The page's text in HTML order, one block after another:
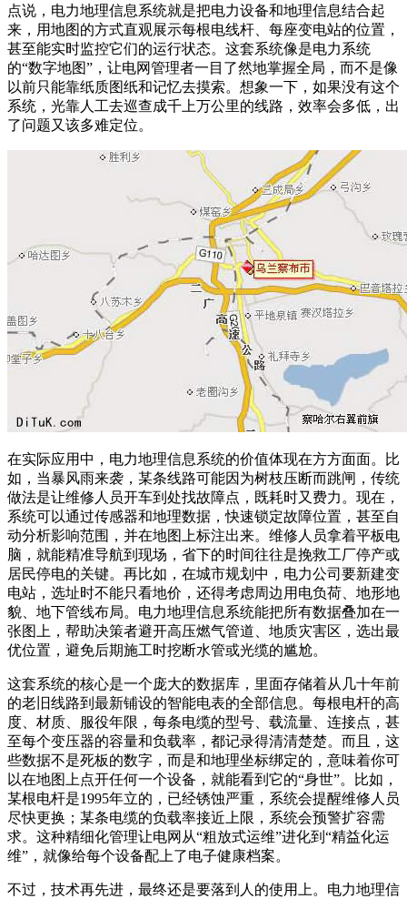
点说，电力地理信息系统就是把电力设备和地理信息结合起
来，用地图的方式直观展示每根电线杆、每座变电站的位置，
甚至能实时监控它们的运行状态。这套系统像是电力系统
的“数字地图”，让电网管理者一目了然地掌握全局，而不是像
以前只能靠纸质图纸和记忆去摸索。想象一下，如果没有这个
系统，光靠人工去巡查成千上万公里的线路，效率会多低，出
了问题又该多难定位。
在实际应用中，电力地理信息系统的价值体现在方方面面。比
如，当暴风雨来袭，某条线路可能因为树枝压断而跳闸，传统
做法是让维修人员开车到处找故障点，既耗时又费力。现在，
系统可以通过传感器和地理数据，快速锁定故障位置，甚至自
动分析影响范围，并在地图上标注出来。维修人员拿着平板电
脑，就能精准导航到现场，省下的时间往往是挽救工厂停产或
居民停电的关键。再比如，在城市规划中，电力公司要新建变
电站，选址时不能只看地价，还得考虑周边用电负荷、地形地
貌、地下管线布局。电力地理信息系统能把所有数据叠加在一
张图上，帮助决策者避开高压燃气管道、地质灾害区，选出最
优位置，避免后期施工时挖断水管或光缆的尴尬。
这套系统的核心是一个庞大的数据库，里面存储着从几十年前
的老旧线路到最新铺设的智能电表的全部信息。每根电杆的高
度、材质、服役年限，每条电缆的型号、载流量、连接点，甚
至每个变压器的容量和负载率，都记录得清清楚楚。而且，这
些数据不是死板的数字，而是和地理坐标绑定的，意味着你可
以在地图上点开任何一个设备，就能看到它的“身世”。比如，
某根电杆是1995年立的，已经锈蚀严重，系统会提醒维修人员
尽快更换；某条电缆的负载率接近上限，系统会预警扩容需
求。这种精细化管理让电网从“粗放式运维”进化到“精益化运
维”，就像给每个设备配上了电子健康档案。
不过，技术再先进，最终还是要落到人的使用上。电力地理信